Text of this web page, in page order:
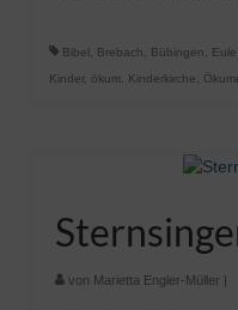
Bibel Brebach Bübingen Eule
Kinder, ökum. Kinderkirche
von Marietta Engler-Müller